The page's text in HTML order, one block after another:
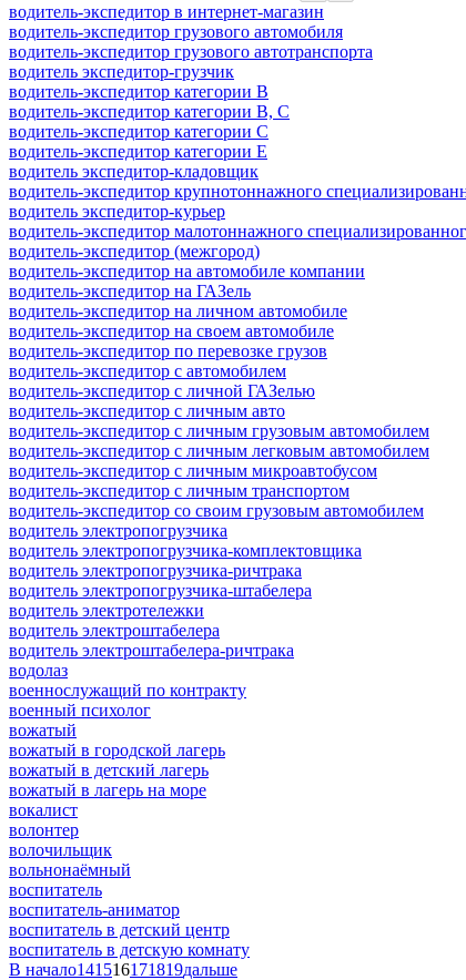
водитель-экспедитор в интернет-магазин
водитель-экспедитор грузового автомобиля
водитель-экспедитор грузового автотранспорта
водитель экспедитор-грузчик
водитель-экспедитор категории B
водитель-экспедитор категории B, C
водитель-экспедитор категории C
водитель-экспедитор категории Е
водитель экспедитор-кладовщик
водитель-экспедитор крупнотоннажного
водитель экспедитор-курьер
водитель-экспедитор малотоннажного
водитель-экспедитор (межгород)
водитель-экспедитор на автомобиле компании
водитель-экспедитор на ГАЗель
водитель-экспедитор на личном автомобиле
водитель-экспедитор на своем автомобиле
водитель-экспедитор по перевозке грузов
водитель-экспедитор с автомобилем
водитель-экспедитор с личной ГАЗелью
водитель-экспедитор с личным авто
водитель-экспедитор с личным грузовым автомобилем
водитель-экспедитор с личным легковым автомобилем
водитель-экспедитор с личным микроавтобусом
водитель-экспедитор с личным транспортом
водитель-экспедитор со своим грузовым автомобилем
водитель электропогрузчика
водитель электропогрузчика-комплектовщика
водитель электропогрузчика-ричтрака
водитель электропогрузчика-штабелера
водитель электротележки
водитель электроштабелера
водитель электроштабелера-ричтрака
водолаз
военнослужащий по контракту
военный психолог
вожатый
вожатый в городской лагерь
вожатый в детский лагерь
вожатый в лагерь на море
вокалист
волонтер
волочильщик
вольнонаёмный
воспитатель
воспитатель-аниматор
воспитатель в детский центр
воспитатель в детскую комнату
В начало141516171819дальше